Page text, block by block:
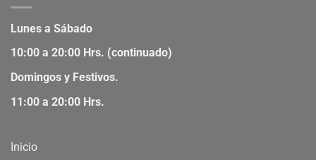
Lunes a Sábado
10:00 a 20:00 Hrs. (continuado)
Domingos y Festivos.
11:00 a 20:00 Hrs.
Inicio